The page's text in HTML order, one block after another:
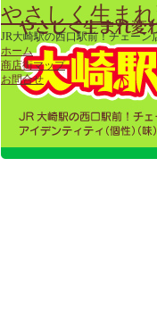
やさしく生ま
JR大崎駅の西口駅前！チェーン
ホーム
商店街マップ
お問合せ